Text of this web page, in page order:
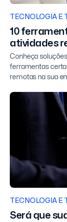
TECNOLOGIA E
10
atividades
Conheça
ferramentas
remotas na sua
TECNOLOGIA E
Será que